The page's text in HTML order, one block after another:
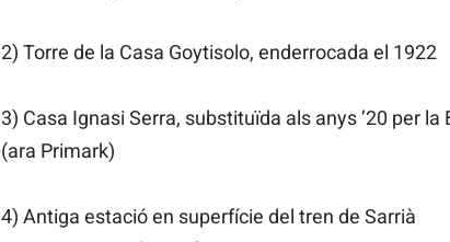
2) Torre de la Casa Goytisolo, enderrocada el 1922
3) Casa Ignasi Serra, substituïda als anys ’20 per la
(ara Primark)
4) Antiga estació en superfície del tren de Sarrià